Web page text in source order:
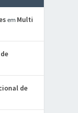
em Multi
de